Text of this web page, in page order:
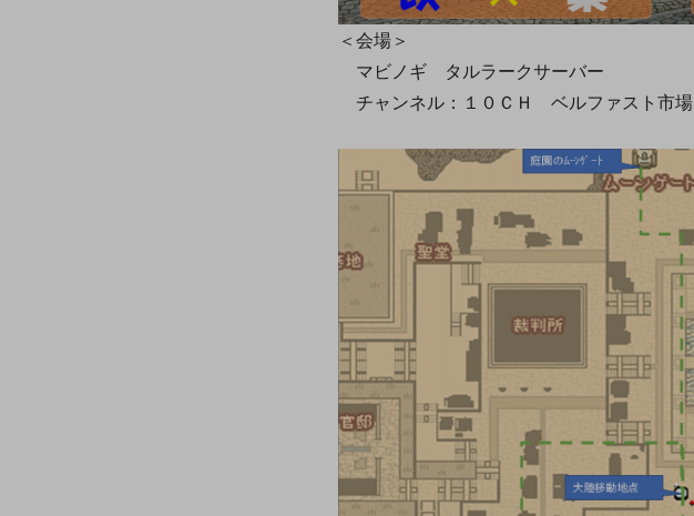
＜会場＞
マビノギ タルラークサーバー
チャンネル：１０ＣＨ ベルファスト市場